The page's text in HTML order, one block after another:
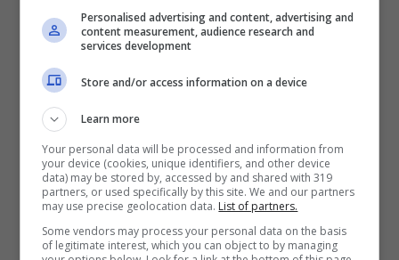
la bici perde le ruote
Snowscootè un ibrido tra BMX e
snowboard: due tavole, un telaio compatto,
niente pedali. Si guida in piedi, stance da
snowboard, peso sempre attivo. Nei park fa
spettacolo su box e salti, sulle rosse trova un
ritmo scorrevole che ricorda la derapata
Personalised advertising and content, advertising and
content measurement, audience research and
services development
Store and/or access information on a device
Learn more
Your personal data will be processed and information from
your device (cookies, unique identifiers, and other device
data) may be stored by, accessed by and shared with 319
partners, or used specifically by this site. We and our partners
may use precise geolocation data. List of partners.
Some vendors may process your personal data on the basis
of legitimate interest, which you can object to by managing